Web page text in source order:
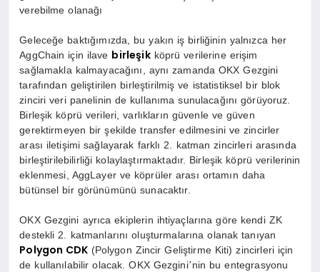
verebilme olanağı
Geleceğe baktığımızda, bu yakın iş birliğinin yalnızca her
AggChain için ilave birleşikköprü verilerine erişim
sağlamakla kalmayacağını, aynı zamanda OKX Gezgini
tarafından geliştirilen birleştirilmiş ve istatistiksel bir blok
zinciri veri panelinin de kullanıma sunulacağını görüyoruz.
Birleşik köprü verileri, varlıkların güvenle ve güven
gerektirmeyen bir şekilde transfer edilmesini ve zincirler
arası iletişimi sağlayarak farklı 2. katman zincirleri arasında
birleştirilebilirliği kolaylaştırmaktadır. Birleşik köprü verilerinin
eklenmesi, AggLayer ve köprüler arası ortamın daha
bütünsel bir görünümünü sunacaktır.
OKX Gezgini ayrıca ekiplerin ihtiyaçlarına göre kendi ZK
destekli 2. katmanlarını oluşturmalarına olanak tanıyan
Polygon CDK (Polygon Zincir Geliştirme Kiti) zincirleri için
de kullanılabilir olacak. OKX Gezgini’nin bu entegrasyonu